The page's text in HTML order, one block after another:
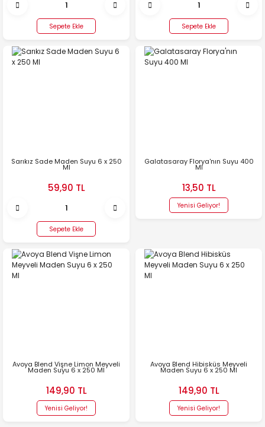
Sepete Ekle Sepete Ekle
Sarıkız Sade Maden Suyu 6 x 250
Ml
59,90 TL
Sepete Ekle
Galatasaray Florya'nın Suyu 400
Ml
13,50 TL
Yenisi Geliyor!
Avoya Blend Vişne Limon Meyveli
Maden Suyu 6 x 250 Ml
149,90 TL
Yenisi Geliyor!
Avoya Blend Hibisküs Meyveli
Maden Suyu 6 x 250 Ml
149,90 TL
Yenisi Geliyor!